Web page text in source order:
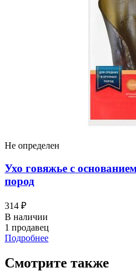
Не определен
Ухо говяжье с
пород
314 ₽
В наличии
1 продавец
Подробнее
Смотрите также